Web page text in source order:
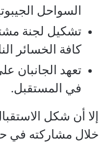
السواحل
تشكيل لجنة
كافة الخسائر
تعهد الجانبان
في المستقبل.
إلا أن شكل
خلال مشاركته في